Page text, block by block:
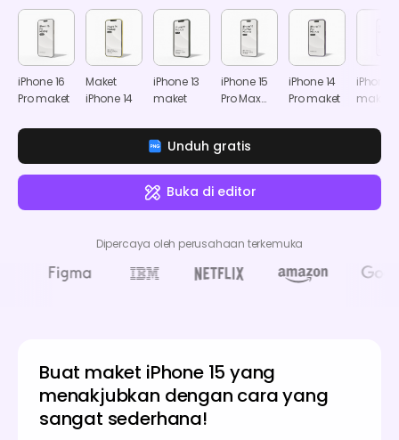
iPhone 16
Pro maket
Maket
iPhone 14
iPhone 13
maket
iPhone 15
Pro Max
iPhone 14
Pro maket
iPhone
maket
Unduh gratis
Buka di editor
Dipercaya oleh perusahaan terkemuka
Buat maket iPhone 15 yang
menakjubkan dengan cara yang
sangat sederhana!